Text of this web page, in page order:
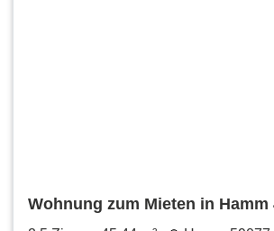
Wohnung zum Mieten in Hamm